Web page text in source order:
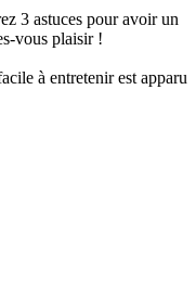
3 astuces pour avoir un
vous plaisir !
à entretenir est apparu